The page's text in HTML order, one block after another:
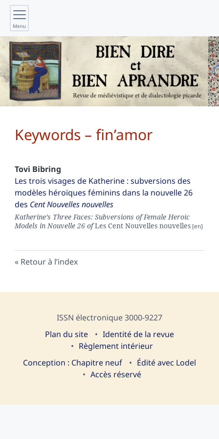
Menu
Keywords – fin’amor
Tovi Bibring
Les trois visages de Katherine : subversions des
modèles héroïques féminins dans la nouvelle 26
des Cent Nouvelles nouvelles
Katherine’s Three Faces: Subversions of Female Heroic
Models in Nouvelle 26 ofLes Cent Nouvelles nouvelles
Retour à l’index
ISSN électronique 3000-9227
Plan du site
Identité de la revue
Règlement intérieur
Conception : Chapitre neuf
Édité avec Lodel
Accès réservé